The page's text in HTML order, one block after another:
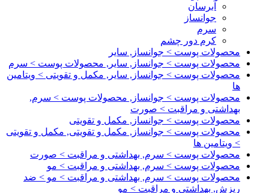
آبرسان
جوانساز
سرم
کرم دور چشم
محصولات پوست > جوانساز, سایر
محصولات پوست > جوانساز, سایر, محصولات پوست > سرم
محصولات پوست > جوانساز, سایر, مکمل و تقویتی > ویتامین
ها
محصولات پوست > جوانساز, محصولات پوست > سرم,
بهداشتی و مراقبت > صورت
محصولات پوست > جوانساز, مکمل و تقویتی
محصولات پوست > جوانساز, مکمل و تقویتی, مکمل و تقویتی
> ویتامین ها
محصولات پوست > سرم, بهداشتی و مراقبت > صورت
محصولات پوست > سرم, بهداشتی و مراقبت > مو
محصولات پوست > سرم, بهداشتی و مراقبت > مو > ضد
ریزش, بهداشتی و مراقبت > مو